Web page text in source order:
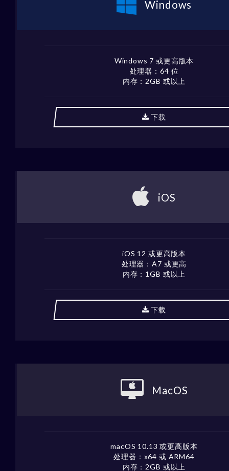
Windows
Windows 7 或更高版本
处理器：64 位
内存：2GB 或以上
下载
iOS
iOS 12 或更高版本
处理器：A7 或更高
内存：1GB 或以上
下载
MacOS
macOS 10.13 或更高版本
处理器：x64 或 ARM64
内存：2GB 或以上